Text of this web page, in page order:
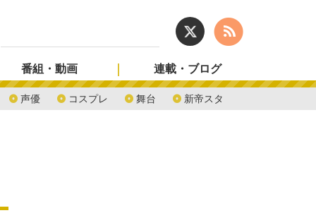
声優 コスプレ 舞台 新帝スタ
番組・動画 連載・ブログ